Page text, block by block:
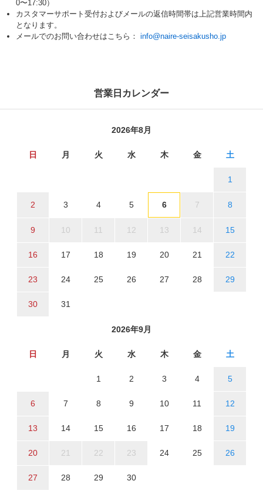
0〜17:30）
カスタマーサポート受付およびメールの返信時間帯は上記営業時間内
となります。
メールでのお問い合わせはこちら： info@naire-seisakusho.jp
営業日カレンダー
2026年8月
日 月 火 水 木 金 土
1
2 3 4 5 6 7 8
9 10 11 12 13 14 15
16 17 18 19 20 21 22
23 24 25 26 27 28 29
30 31
2026年9月
日 月 火 水 木 金 土
1 2 3 4 5
6 7 8 9 10 11 12
13 14 15 16 17 18 19
20 21 22 23 24 25 26
27 28 29 30